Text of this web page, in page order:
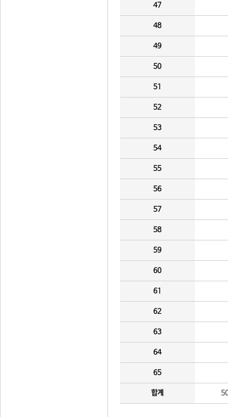
47
48
49
50
51
52
53
54
55
56
57
58
59
60
61
62
63
64
65
합계